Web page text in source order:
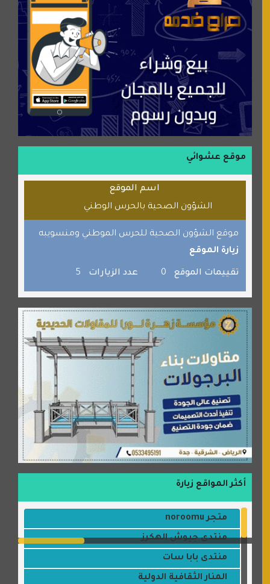
سورة قران
شركة إعمار الرياض للخدمات المنزلية
شبكة رأيي
موسوعة نور الرحمن
منتدى جيوش الهكرز
بلو باص
موقع حراج خدمة
الطبي
قراننا
القران للجميع
برامج كمبيوتر
جائزة دبي الدولية للقران الكريم
صفنة دوت كوم
الألسن لخدمات الترجمة المعتمدة
موقع عشوائي
اسم الموقع
الشؤون الصحية بالحرس الوطني
موقع الشؤون الصحية للحرس الموطني ومنسويبه
زيارة الموقع
تقييمات الموقع 0 عدد الزيارات 5
أكثر المواقع زيارة
متجر noroomu
منتدى جيوش الهكرز
منتدى بابا سات
المنار الثقافية الدولية